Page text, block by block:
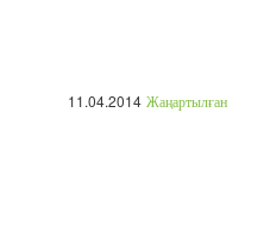
11.04.2014 Жаңартылған